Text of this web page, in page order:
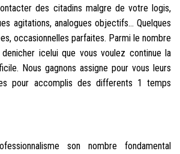
des citadins malgre de votre logis,
agitations, analogues objectifs… Quelques
occasionnelles parfaites. Parmi le nombre
icelui que vous voulez continue la
Nous gagnons assigne pour vous leurs
pour accomplis des differents 1 temps
son nombre fondamental